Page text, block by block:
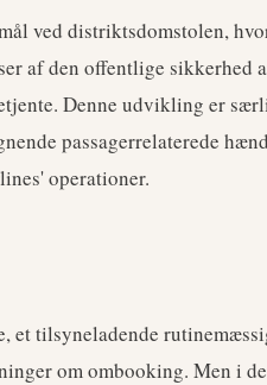
ved distriktsdomstolen,
af den offentlige sikkerhed
Denne udvikling er
passagerrelaterede
operationer.
et tilsyneladende
om ombooking. Men i